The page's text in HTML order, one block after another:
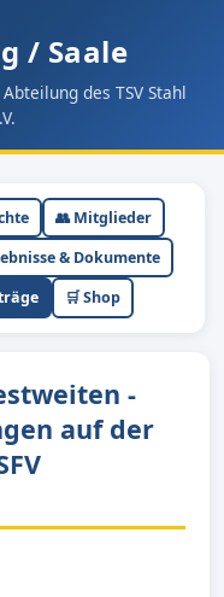
/ Saale
des TSV Stahl
👥 Mitglieder
& Dokumente
🛒 Shop
-
auf der